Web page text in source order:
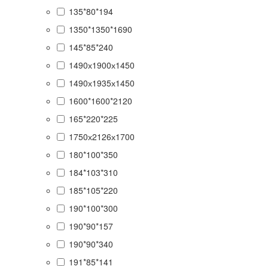
135*80*194
1350*1350*1690
145*85*240
1490х1900х1450
1490х1935х1450
1600*1600*2120
165*220*225
1750х2126х1700
180*100*350
184*103*310
185*105*220
190*100*300
190*90*157
190*90*340
191*85*141